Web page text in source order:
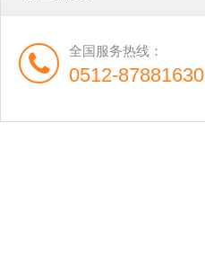
全国服务热线：
0512-87881630